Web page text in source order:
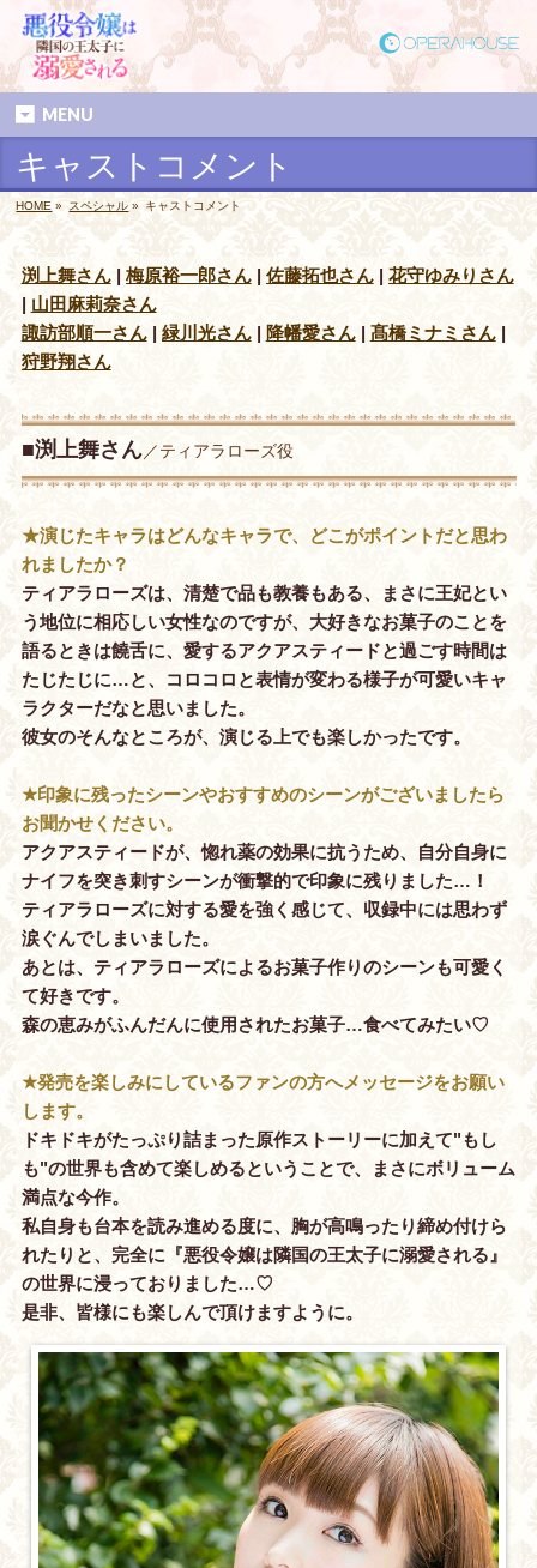
MENU
キャストコメント
HOME » スペシャル » キャストコメント
渕上舞さん| 梅原裕一郎さん| 佐藤拓也さん| 花守ゆみりさん
| 山田麻莉奈さん
諏訪部順一さん| 緑川光さん| 降幡愛さん| 髙橋ミナミさん|
狩野翔さん
■渕上舞さん／ティアラローズ役
★演じたキャラはどんなキャラで、どこがポイントだと思わ
れましたか？
ティアラローズは、清楚で品も教養もある、まさに王妃とい
う地位に相応しい女性なのですが、大好きなお菓子のことを
語るときは饒舌に、愛するアクアスティードと過ごす時間は
たじたじに…と、コロコロと表情が変わる様子が可愛いキャ
ラクターだなと思いました。
彼女のそんなところが、演じる上でも楽しかったです。
★印象に残ったシーンやおすすめのシーンがございましたら
お聞かせください。
アクアスティードが、惚れ薬の効果に抗うため、自分自身に
ナイフを突き刺すシーンが衝撃的で印象に残りました…！
ティアラローズに対する愛を強く感じて、収録中には思わず
涙ぐんでしまいました。
あとは、ティアラローズによるお菓子作りのシーンも可愛く
て好きです。
森の恵みがふんだんに使用されたお菓子…食べてみたい♡
★発売を楽しみにしているファンの方へメッセージをお願い
します。
ドキドキがたっぷり詰まった原作ストーリーに加えて"もし
も"の世界も含めて楽しめるということで、まさにボリューム
満点な今作。
私自身も台本を読み進める度に、胸が高鳴ったり締め付けら
れたりと、完全に『悪役令嬢は隣国の王太子に溺愛される』
の世界に浸っておりました…♡
是非、皆様にも楽しんで頂けますように。